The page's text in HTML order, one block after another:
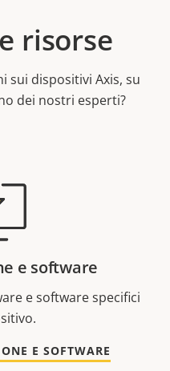
risorse
sui dispositivi Axis, su
dei nostri esperti?
e software
e software specifici
E SOFTWARE